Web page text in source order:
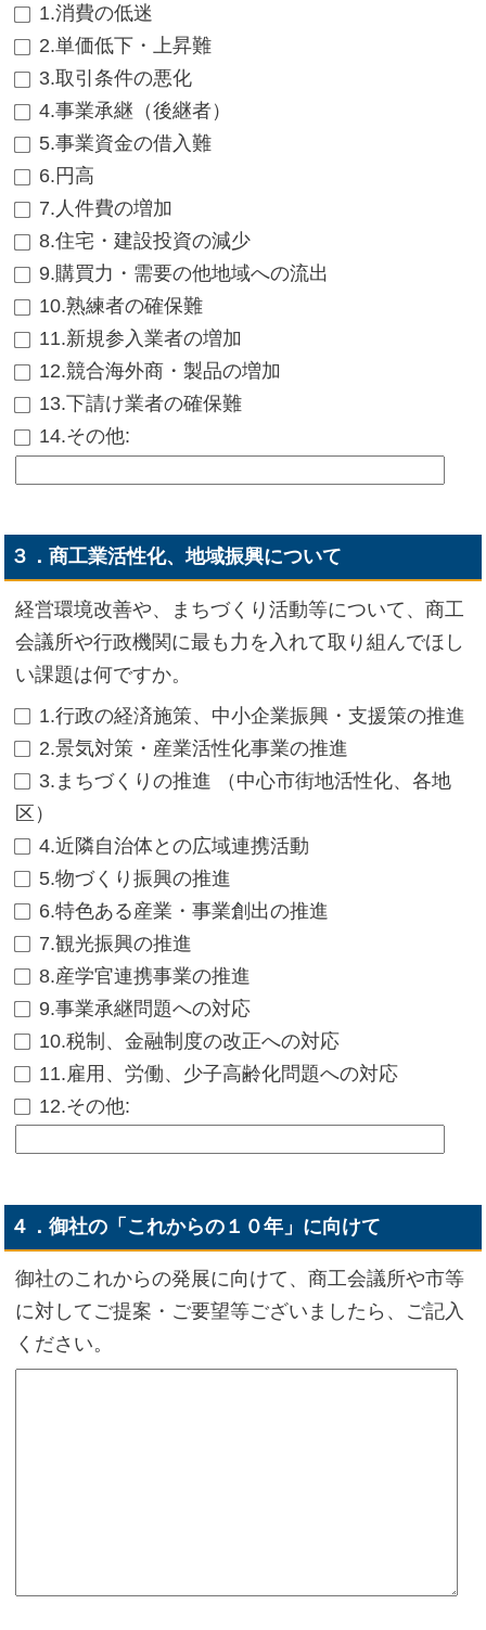
1.消費の低迷
2.単価低下・上昇難
3.取引条件の悪化
4.事業承継（後継者）
5.事業資金の借入難
6.円高
7.人件費の増加
8.住宅・建設投資の減少
9.購買力・需要の他地域への流出
10.熟練者の確保難
11.新規参入業者の増加
12.競合海外商・製品の増加
13.下請け業者の確保難
14.その他:
３．商工業活性化、地域振興について
経営環境改善や、まちづくり活動等について、商工
会議所や行政機関に最も力を入れて取り組んでほし
い課題は何ですか。
1.行政の経済施策、中小企業振興・支援策の推進
2.景気対策・産業活性化事業の推進
3.まちづくりの推進 （中心市街地活性化、各地
区）
4.近隣自治体との広域連携活動
5.物づくり振興の推進
6.特色ある産業・事業創出の推進
7.観光振興の推進
8.産学官連携事業の推進
9.事業承継問題への対応
10.税制、金融制度の改正への対応
11.雇用、労働、少子高齢化問題への対応
12.その他:
４．御社の「これからの１０年」に向けて
御社のこれからの発展に向けて、商工会議所や市等
に対してご提案・ご要望等ございましたら、ご記入
ください。